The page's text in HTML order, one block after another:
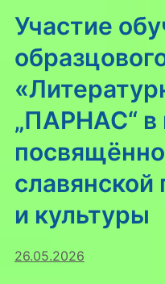
Участие
„ПАРНАС“ в
и культуры
26.05.2026